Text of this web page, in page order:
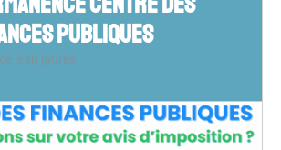
PUBLIQUES
jean jaurès